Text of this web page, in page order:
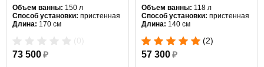
Объем ванны: 150 л
Способ установки: пристенная
Длина: 170 см
Форма:прямоугольная
Материал:
73 500₽
Объем ванны: 118 л
Способ установки: пристенная
Длина: 140 см
Цвет:белый
Форма:прямоугольная
Материал:
(2)
57 300₽